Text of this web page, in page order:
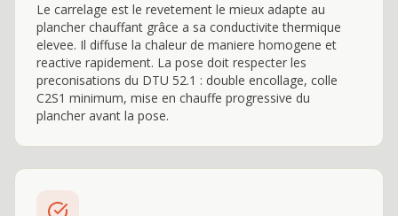
Le carrelage est le revetement le mieux adapte au
plancher chauffant grâce a sa conductivite thermique
elevee. Il diffuse la chaleur de maniere homogene et
reactive rapidement. La pose doit respecter les
preconisations du DTU 52.1 : double encollage, colle
C2S1 minimum, mise en chauffe progressive du
plancher avant la pose.